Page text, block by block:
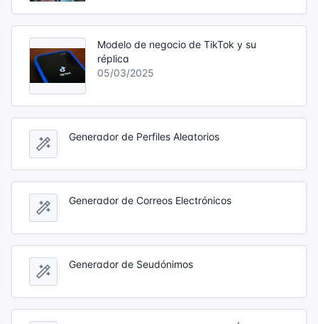
Modelo de negocio de TikTok y su
réplica
05/03/2025
Generador de Perfiles Aleatorios
Generador de Correos Electrónicos
Generador de Seudónimos